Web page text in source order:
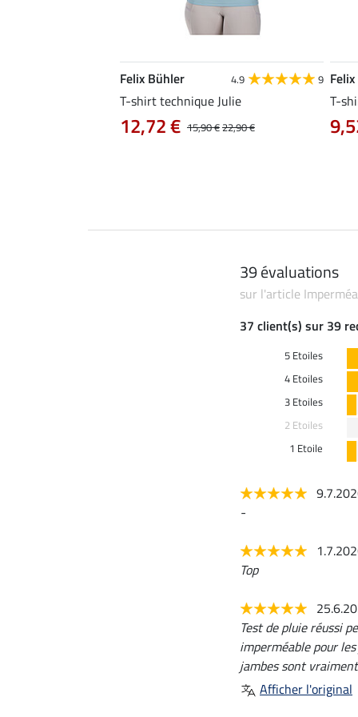
Felix Bühler 4.9 9
T-shirt technique Julie
15,90 €22,90 €
12,72 €
T-
39 évaluations
sur l'article
37 client(s) sur 39
5 Etoiles
4 Etoiles
3 Etoiles
2 Etoiles
1 Etoile
-
Top
Test de pluie réussi
imperméable pour
jambes sont
Afficher l'original